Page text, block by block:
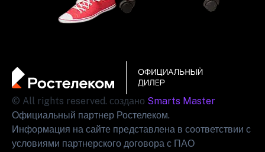
© All rights reserved. создано Smarts Master
Официальный партнер Ростелеком.
Информация на сайте представлена в соответствии с
условиями партнерского договора с ПАО